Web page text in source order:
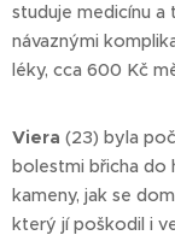
studuje medicínu
návaznými
léky, cca 600 Kč
Viera (23) byla
bolestmi břicha do
kameny, jak se
který jí poškodil i